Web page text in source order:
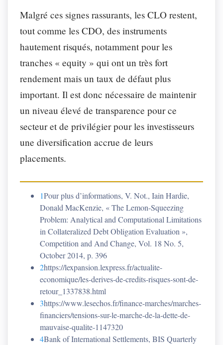
Malgré ces signes rassurants, les CLO restent,
tout comme les CDO, des instruments
hautement risqués, notamment pour les
tranches « equity » qui ont un très fort
rendement mais un taux de défaut plus
important. Il est donc nécessaire de maintenir
un niveau élevé de transparence pour ce
secteur et de privilégier pour les investisseurs
une diversification accrue de leurs
placements.
1Pour plus d’informations, V. Not., Iain Hardie,
Donald MacKenzie, « The Lemon-Squeezing
Problem: Analytical and Computational Limitations
in Collateralized Debt Obligation Evaluation »,
Competition and And Change, Vol. 18 No. 5,
October 2014, p. 396
2https://lexpansion.lexpress.fr/actualite-
economique/les-derives-de-credits-risques-sont-de-
retour_1337838.html
3https://www.lesechos.fr/finance-marches/marches-
financiers/tensions-sur-le-marche-de-la-dette-de-
mauvaise-qualite-1147320
4Bank of International Settlements, BIS Quarterly